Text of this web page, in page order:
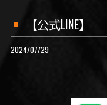
【公式LINE】
2024/07/29